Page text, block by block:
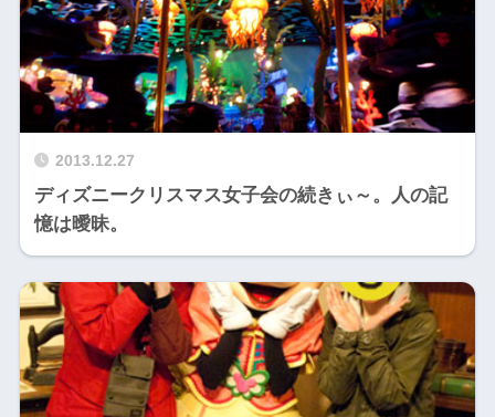
2013.12.27
ディズニークリスマス女子会の続きぃ～。人の記
憶は曖昧。